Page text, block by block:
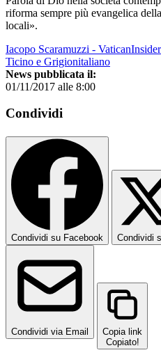
riforma sempre più evangelica
locali».
Iacopo Scaramuzzi - VaticanInsider
Ticino e Grigionitaliano
News pubblicata il:
01/11/2017 alle 8:00
Condividi
Condividi su Facebook Condividi
Condividi via Email
Copia link
Copiato!